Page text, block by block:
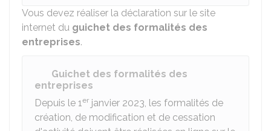
Vous devez réaliser la déclaration sur le site
internet du guichet des formalités des
entreprises.
Guichet des formalités des
entreprises
Depuis le 1er janvier 2023, les formalités de
création, de modification et de cessation